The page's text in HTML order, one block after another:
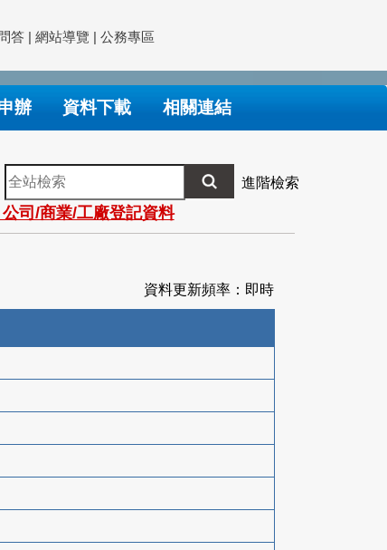
答 | 網站導覽 | 公務專區
辦 資料下載 相關連結
全
站
檢
索
進階檢索
公司/商業/工廠登記資料
資料更新頻率：即時